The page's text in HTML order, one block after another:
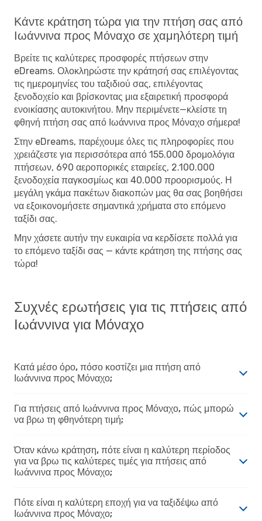
Κάντε κράτηση τώρα για την πτήση σας από
Ιωάννινα προς Μόναχο σε χαμηλότερη τιμή
Βρείτε τις καλύτερες προσφορές πτήσεων στην
eDreams. Ολοκληρώστε την κράτησή σας επιλέγοντας
τις ημερομηνίες του ταξιδιού σας, επιλέγοντας
ξενοδοχείο και βρίσκοντας μια εξαιρετική προσφορά
ενοικίασης αυτοκινήτου. Μην περιμένετε—κλείστε τη
φθηνή πτήση σας από Ιωάννινα προς Μόναχο σήμερα!
Στην eDreams, παρέχουμε όλες τις πληροφορίες που
χρειάζεστε για περισσότερα από 155.000 δρομολόγια
πτήσεων, 690 αεροπορικές εταιρείες, 2.100.000
ξενοδοχεία παγκοσμίως και 40.000 προορισμούς. Η
μεγάλη γκάμα πακέτων διακοπών μας θα σας βοηθήσει
να εξοικονομήσετε σημαντικά χρήματα στο επόμενο
ταξίδι σας.
Μην χάσετε αυτήν την ευκαιρία να κερδίσετε πολλά για
το επόμενο ταξίδι σας — κάντε κράτηση της πτήσης σας
τώρα!
Συχνές ερωτήσεις για τις πτήσεις από
Ιωάννινα για Μόναχο
Κατά μέσο όρο, πόσο κοστίζει μια πτήση από
Ιωάννινα προς Μόναχο;
Για πτήσεις από Ιωάννινα προς Μόναχο, πώς μπορώ
να βρω τη φθηνότερη τιμή;
Όταν κάνω κράτηση, πότε είναι η καλύτερη περίοδος
για να βρω τις καλύτερες τιμές για πτήσεις από
Ιωάννινα προς Μόναχο;
Πότε είναι η καλύτερη εποχή για να ταξιδέψω από
Ιωάννινα προς Μόναχο;